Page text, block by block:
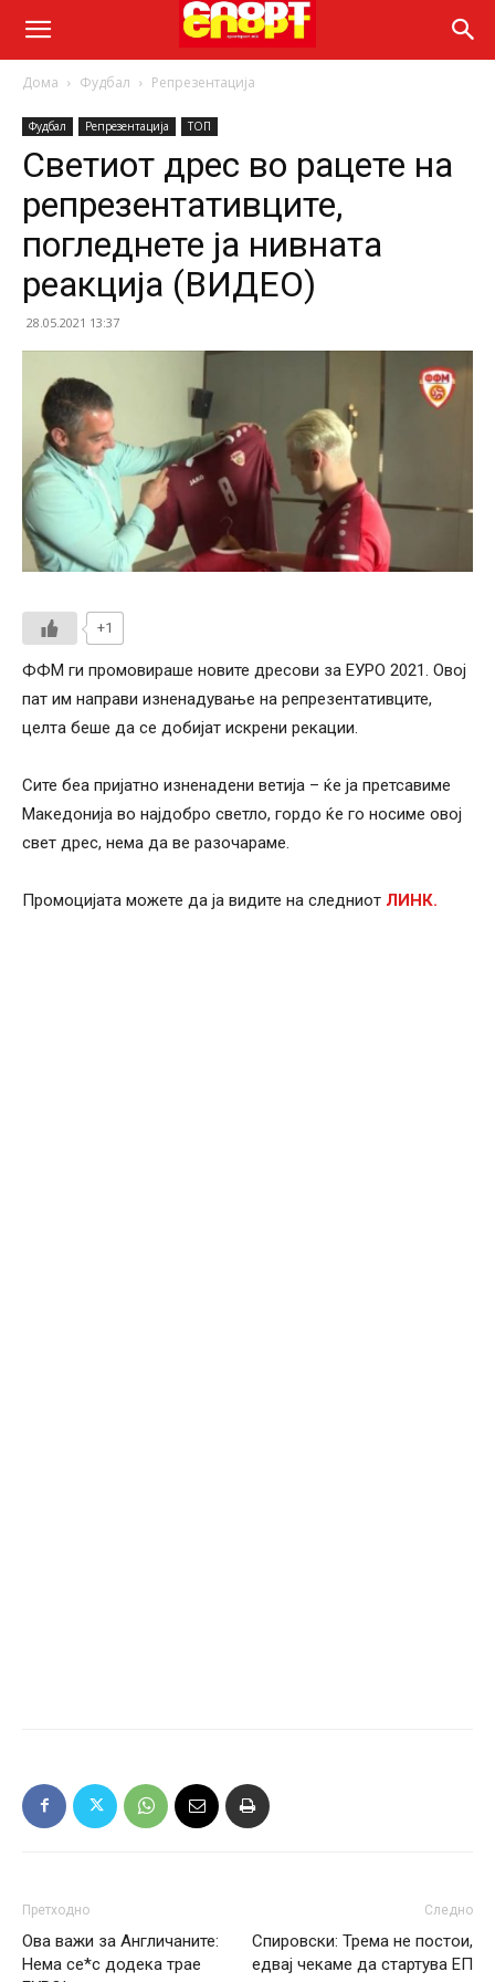
Дома Фудбал Репрезентација
Фудбал Репрезентација ТОП
Светиот дрес во рацете на
репрезентативците,
погледнете ја нивната
реакција (ВИДЕО)
28.05.2021 13:37
+1
ФФМ ги промовираше новите дресови за ЕУРО 2021. Овој
пат им направи изненадување на репрезентативците,
целта беше да се добијат искрени рекации.
Сите беа пријатно изненадени ветија – ќе ја претсавиме
Македонија во најдобро светло, гордо ќе го носиме овој
свет дрес, нема да ве разочараме.
Промоцијата можете да ја видите на следниот ЛИНК.
Претходно
Ова важи за Англичаните:
Нема се*с додека трае
Следно
Спировски: Трема не постои,
едвај чекаме да стартува ЕП